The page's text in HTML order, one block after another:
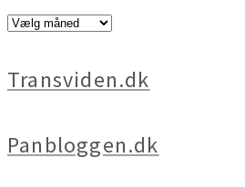
Arkiver
Transviden.dk
Panbloggen.dk